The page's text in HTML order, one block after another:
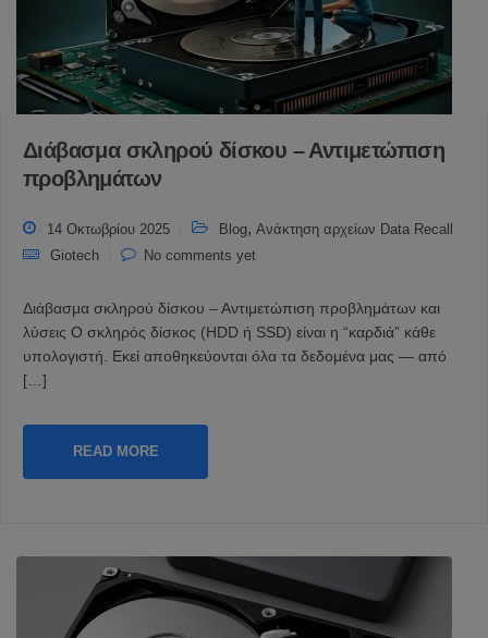
Διάβασμα σκληρού δίσκου – Αντιμετώπιση
προβλημάτων
14 Οκτωβρίου 2025 Blog, Ανάκτηση αρχείων Data Recall
Giotech
No comments yet
Διάβασμα σκληρού δίσκου – Αντιμετώπιση προβλημάτων και
λύσεις Ο σκληρός δίσκος (HDD ή SSD) είναι η “καρδιά” κάθε
υπολογιστή. Εκεί αποθηκεύονται όλα τα δεδομένα μας — από
[…]
READ MORE